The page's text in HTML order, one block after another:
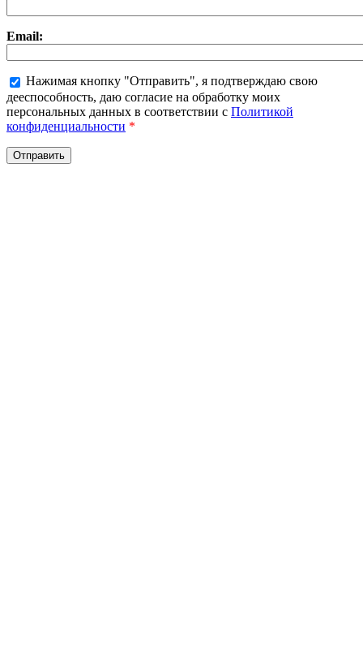
Email:
Нажимая кнопку "Отправить", я подтверждаю свою
дееспособность, даю согласие на обработку моих
персональных данных в соответствии с Политикой
конфиденциальности *